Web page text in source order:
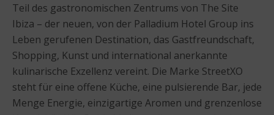
Teil des gastronomischen Zentrums von The Site
Ibiza – der neuen, von der Palladium Hotel Group ins
Leben gerufenen Destination, das Gastfreundschaft,
Shopping, Kunst und international anerkannte
kulinarische Exzellenz vereint. Die Marke StreetXO
steht für eine offene Küche, eine pulsierende Bar, jede
Menge Energie, einzigartige Aromen und grenzenlose